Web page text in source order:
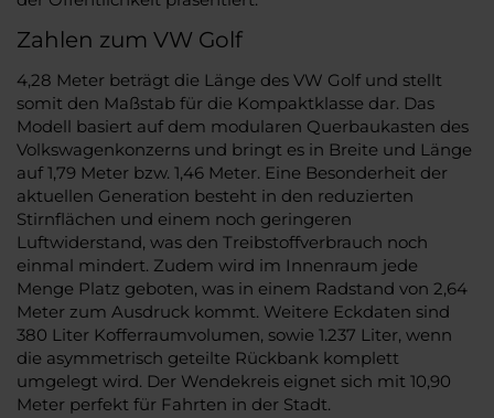
Zahlen zum VW Golf
4,28 Meter beträgt die Länge des VW Golf und stellt
somit den Maßstab für die Kompaktklasse dar. Das
Modell basiert auf dem modularen Querbaukasten des
Volkswagenkonzerns und bringt es in Breite und Länge
auf 1,79 Meter bzw. 1,46 Meter. Eine Besonderheit der
aktuellen Generation besteht in den reduzierten
Stirnflächen und einem noch geringeren
Luftwiderstand, was den Treibstoffverbrauch noch
einmal mindert. Zudem wird im Innenraum jede
Menge Platz geboten, was in einem Radstand von 2,64
Meter zum Ausdruck kommt. Weitere Eckdaten sind
380 Liter Kofferraumvolumen, sowie 1.237 Liter, wenn
die asymmetrisch geteilte Rückbank komplett
umgelegt wird. Der Wendekreis eignet sich mit 10,90
Meter perfekt für Fahrten in der Stadt.